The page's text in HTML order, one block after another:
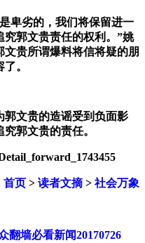
卑劣的，我们将保留进一
郭文贵责任的权利。”姚
贵所谓爆料将信将疑的朋
。
郭文贵的造谣受到负面影
郭文贵的责任。
首页 > 读者文摘> 社会万象
墙必看新闻20170726